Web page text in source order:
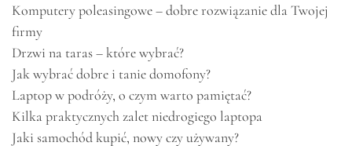
Komputery poleasingowe – dobre rozwiązanie dla Twojej
firmy
Drzwi na taras – które wybrać?
Jak wybrać dobre i tanie domofony?
Laptop w podróży, o czym warto pamiętać?
Kilka praktycznych zalet niedrogiego laptopa
Jaki samochód kupić, nowy czy używany?